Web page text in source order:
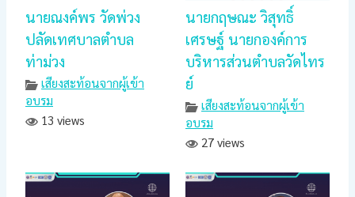
นายณงค์พร วัดพ่วง
ปลัดเทศบาลตำบล
ท่าม่วง
เสียงสะท้อนจากผู้เข้า
อบรม
13 views
นายกฤษณะ วิสุทธิ์
เศรษฐ์ นายกองค์การ
บริหารส่วนตำบลวัดไทร
ย์
เสียงสะท้อนจากผู้เข้า
อบรม
27 views